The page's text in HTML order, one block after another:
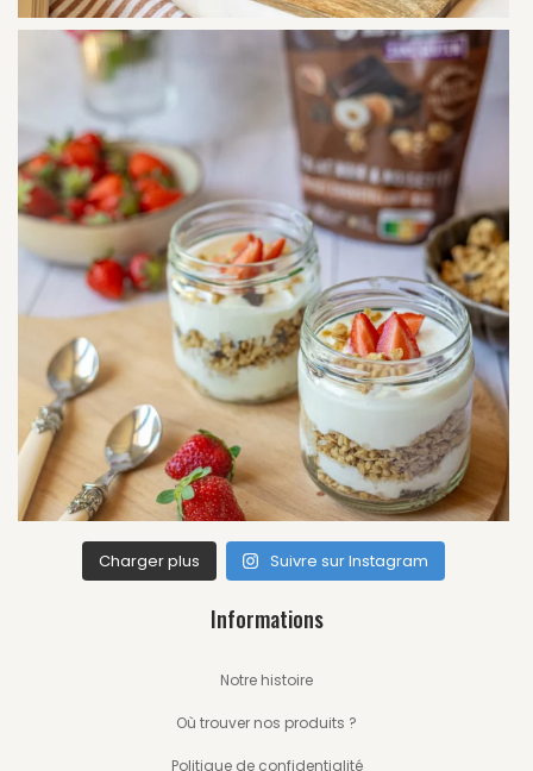
Charger plus Suivre sur Instagram
Informations
Notre histoire
Où trouver nos produits ?
Politique de confidentialité